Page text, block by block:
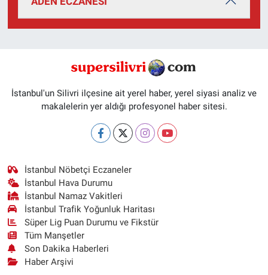
İstanbul'un Silivri ilçesine ait yerel haber, yerel siyasi analiz ve
makalelerin yer aldığı profesyonel haber sitesi.
İstanbul Nöbetçi Eczaneler
İstanbul Hava Durumu
İstanbul Namaz Vakitleri
İstanbul Trafik Yoğunluk Haritası
Süper Lig Puan Durumu ve Fikstür
Tüm Manşetler
Son Dakika Haberleri
Haber Arşivi